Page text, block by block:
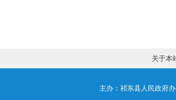
关于本
主办：祁东县人民政